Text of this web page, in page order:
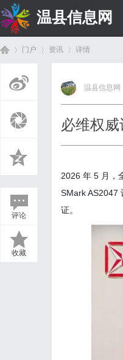
温县信息网
门户 资讯
›
详情
评论
收藏
温县信息网
必维权
2026 年 5 月，
SMark AS2047
证。